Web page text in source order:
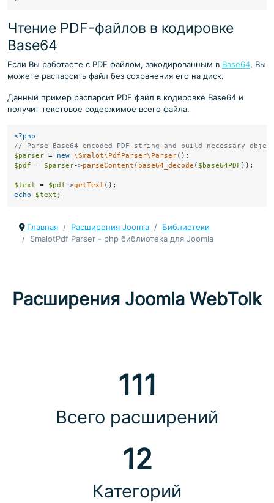
Чтение PDF-файлов в кодировке
Base64
Если Вы работаете с PDF файлом, закодированным в Base64, Вы
можете распарсить файл без сохранения его на диск.
Данный пример распарсит PDF файл в кодировке Base64 и
получит текстовое содержимое всего файла.
<?php
// Parse Base64 encoded PDF string and build necessary
$parser = new \Smalot\PdfParser\Parser
$pdf = $parser->parseContent ( base64_decode ( $base64PDF ));
$text = $pdf ->getText
echo
$text
Главная Расширения Joomla
Библиотеки
SmalotPdf Parser - php библиотека для Joomla
Расширения Joomla WebTolk
111
Всего расширений
12
Категорий